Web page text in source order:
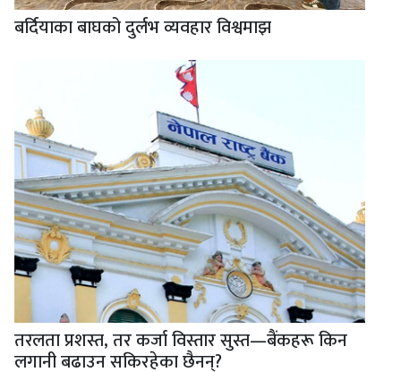
बर्दियाका बाघको दुर्लभ व्यवहार विश्वमाझ
तरलता प्रशस्त, तर कर्जा विस्तार सुस्त—बैंकहरू किन
लगानी बढाउन सकिरहेका छैनन्?